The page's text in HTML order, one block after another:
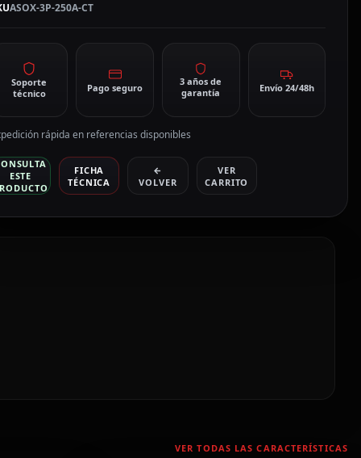
ASOX-3P-250A-CT
Soporte
técnico
Pago seguro
3 años de
garantía
Envío 24/48h
rápida en referencias disponibles
ESTE
FICHA
TÉCNICA
←
VOLVER
VER
CARRITO
VER TODAS LAS CARACTERÍSTICAS